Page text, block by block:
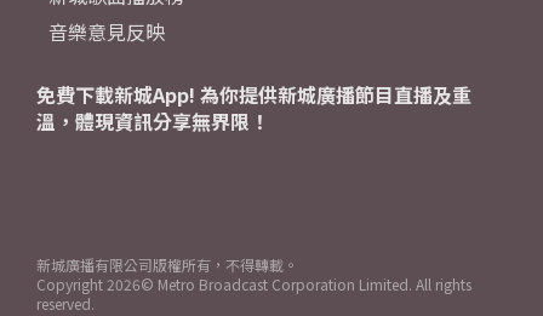
音樂意見反映
免費下載新城App! 為你提供新城廣播節目直播及重
溫，體現資訊分享無界限！
新城廣播有限公司版權所有，不得轉載。
Copyright 2026© Metro Broadcast Corporation Limited. All rights
reserved.